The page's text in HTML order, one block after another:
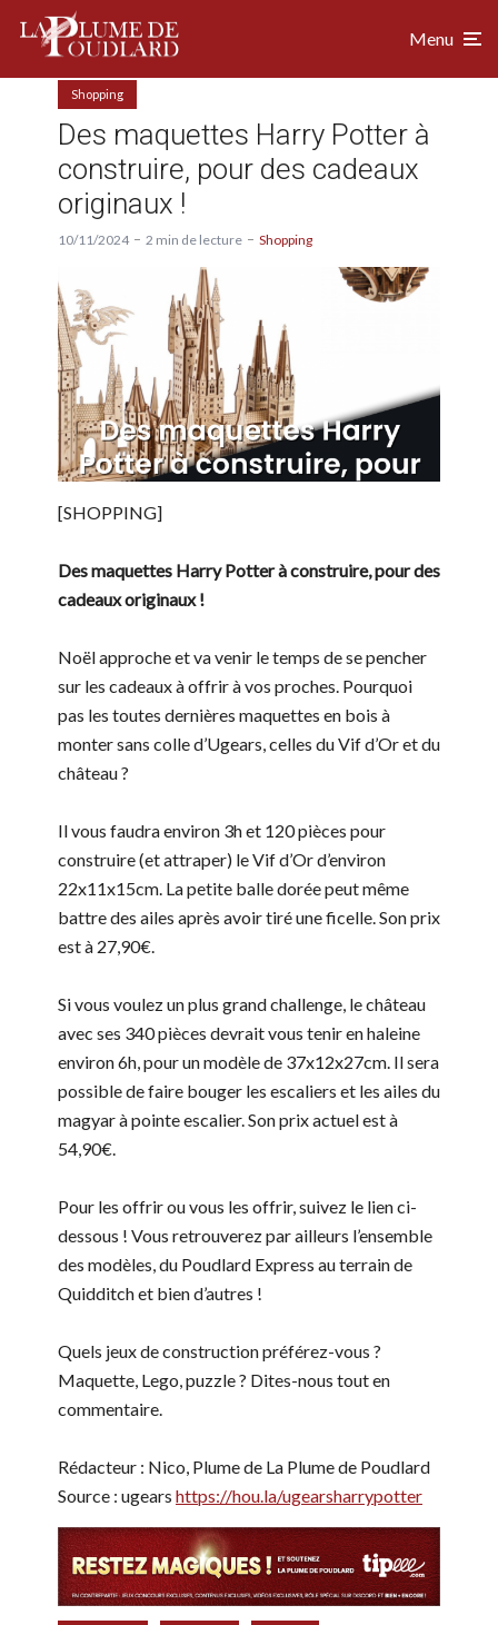
Menu
Shopping
Des maquettes Harry Potter à
construire, pour des cadeaux
originaux !
10/11/2024 2 min de lecture Shopping
[SHOPPING]
Des maquettes Harry Potter à construire, pour des
cadeaux originaux !
Noël approche et va venir le temps de se pencher
sur les cadeaux à offrir à vos proches. Pourquoi
pas les toutes dernières maquettes en bois à
monter sans colle d’Ugears, celles du Vif d’Or et du
château ?
Il vous faudra environ 3h et 120 pièces pour
construire (et attraper) le Vif d’Or d’environ
22x11x15cm. La petite balle dorée peut même
battre des ailes après avoir tiré une ficelle. Son prix
est à 27,90€.
Si vous voulez un plus grand challenge, le château
avec ses 340 pièces devrait vous tenir en haleine
environ 6h, pour un modèle de 37x12x27cm. Il sera
possible de faire bouger les escaliers et les ailes du
magyar à pointe escalier. Son prix actuel est à
54,90€.
Pour les offrir ou vous les offrir, suivez le lien ci-
dessous ! Vous retrouverez par ailleurs l’ensemble
des modèles, du Poudlard Express au terrain de
Quidditch et bien d’autres !
Quels jeux de construction préférez-vous ?
Maquette, Lego, puzzle ? Dites-nous tout en
commentaire.
Rédacteur : Nico, Plume de La Plume de Poudlard
Source : ugears https://hou.la/ugearsharrypotter